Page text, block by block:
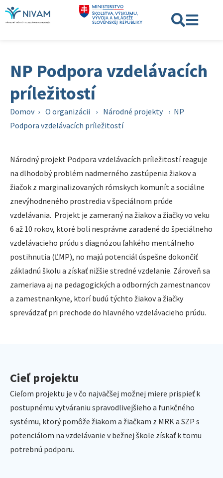
NP Podpora vzdelávacích
príležitostí
Domov › O organizácii › Národné projekty › NP
Podpora vzdelávacích príležitostí
Národný projekt Podpora vzdelávacích príležitostí reaguje
na dlhodobý problém nadmerného zastúpenia žiakov a
žiačok z marginalizovaných rómskych komunít a sociálne
znevýhodneného prostredia v špeciálnom prúde
vzdelávania. Projekt je zameraný na žiakov a žiačky vo veku
6 až 10 rokov, ktoré boli nesprávne zaradené do špeciálneho
vzdelávacieho prúdu s diagnózou ľahkého mentálneho
postihnutia (ĽMP), no majú potenciál úspešne dokončiť
základnú školu a získať nižšie stredné vzdelanie. Zároveň sa
zameriava aj na pedagogických a odborných zamestnancov
a zamestnankyne, ktorí budú týchto žiakov a žiačky
sprevádzať pri prechode do hlavného vzdelávacieho prúdu.
Cieľ projektu
Cieľom projektu je v čo najväčšej možnej miere prispieť k
postupnému vytváraniu spravodlivejšieho a funkčného
systému, ktorý pomôže žiakom a žiačkam z MRK a SZP s
potenciálom na vzdelávanie v bežnej škole získať k tomu
potrebnú podporu.